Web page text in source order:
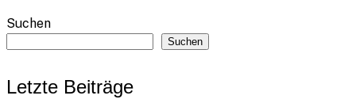
Suchen
Suchen
Letzte Beiträge